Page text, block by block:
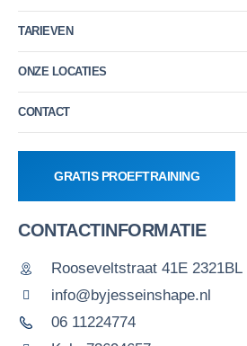
TARIEVEN
ONZE LOCATIES
CONTACT
GRATIS PROEFTRAINING
CONTACTINFORMATIE
Rooseveltstraat 41E 2321BL
info@byjesseinshape.nl
06 11224774